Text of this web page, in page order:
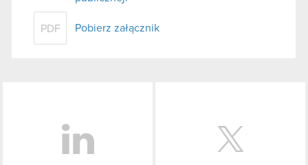
PDF Pobierz załącznik